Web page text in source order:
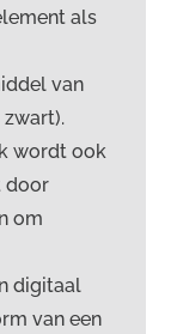
als
van
wordt ook
door
om
digitaal
van een